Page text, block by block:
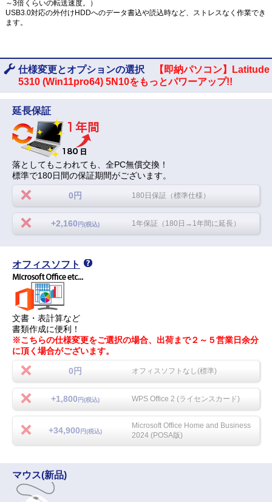
～3倍くらいの転送速度。）
USB3.0対応の外付けHDDへのデータ書込や読込時など、ストレスなく作業でき
ます。
仕様変更とオプションの選択
【即納パソコン】Latitude
5310 (Win11pro64) 5N10をもっとパワーアップ!!
延長保証
落としてもこわれても、全PC無償交換！
標準で180日間の保証期間がございます。
0円 180日保証（標準仕様）
+2,160 円(税込) 1年保証（180日→1年間に延長）
オフィスソフト
文書・表計算など
書類作成に便利！
※こちらの仕様変更をご選択の場合、出荷まで２～５営業日余分
に頂く場合がございます。
0円 オフィスソフトなし(標準)
+1,800 円(税込) WPS Office 2 (ライセンスカード)
+34,900 円(税込)
Microsoft Office Home and Business
2024 (POSA版)
マウス(新品)